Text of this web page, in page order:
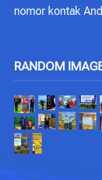
nomor kontak
RANDOM